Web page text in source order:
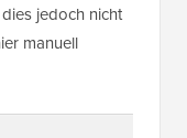
jedoch nicht
manuell